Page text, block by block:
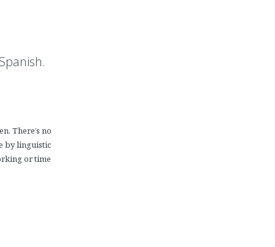
There’s no
by linguistic
or time